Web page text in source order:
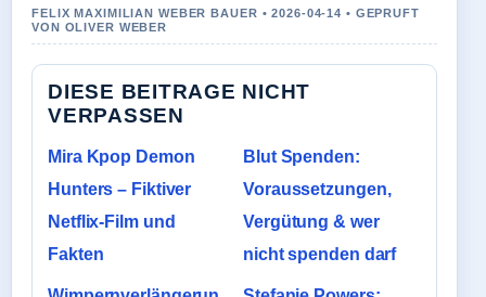
FELIX MAXIMILIAN WEBER BAUER • 2026-04-14 • GEPRUFT
VON OLIVER WEBER
DIESE BEITRAGE NICHT
VERPASSEN
Mira Kpop Demon
Hunters – Fiktiver
Netflix-Film und
Fakten
Blut Spenden:
Voraussetzungen,
Vergütung & wer
nicht spenden darf